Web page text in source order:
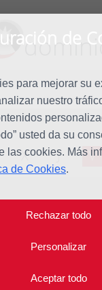
de
para mejorar su
nuestro
usted da su
las cookies. Más
de Cookies.
Rechazar todo
Personalizar
Aceptar todo
X J V
Evangelio
Semana del